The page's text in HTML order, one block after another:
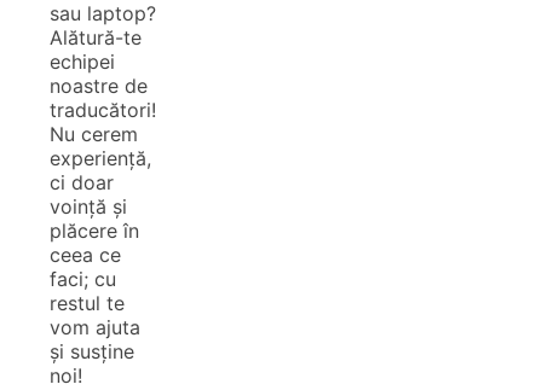
sau laptop?
Alătură-te
echipei
noastre de
traducători!
Nu cerem
experiență,
ci doar
voință și
plăcere în
ceea ce
faci; cu
restul te
vom ajuta
și susține
noi!